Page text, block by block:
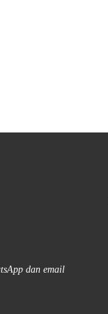
dan email